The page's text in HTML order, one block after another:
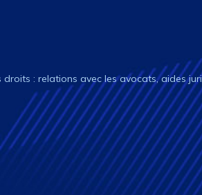
: relations avec les avocats, aides